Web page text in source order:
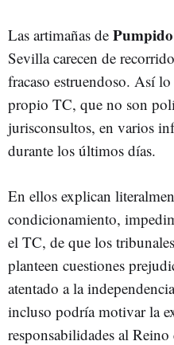
Las artimañas de Pumpido
Sevilla carecen de
fracaso estruendoso. Así
propio TC, que no son
jurisconsultos, en varios
durante los últimos días.
En ellos explican
condicionamiento,
el TC, de que los
planteen cuestiones
atentado a la
incluso podría motivar la
responsabilidades al Reino